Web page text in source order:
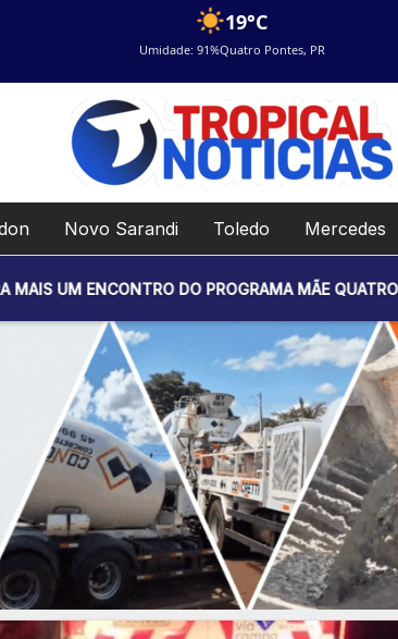
19°C
Umidade: 91%Quatro Pontes, PR
Novo Sarandi Toledo Mercedes
DO PROGRAMA MÃE QUATROPONTESE. O